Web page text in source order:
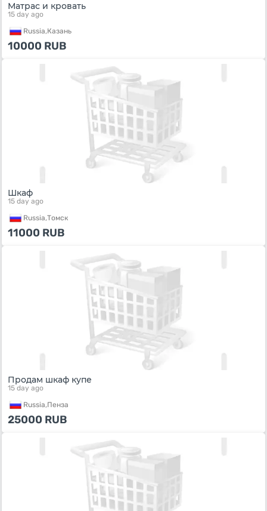
Матрас и кровать
15 day ago
Russia,Казань
10000 RUB
Шкаф
15 day ago
Russia,Томск
11000 RUB
Продам шкаф купе
15 day ago
Russia,Пенза
25000 RUB